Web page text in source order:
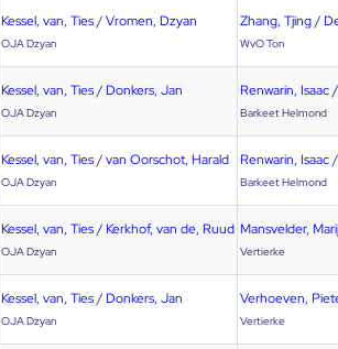
Kessel, van, Ties/Vromen, Dzyan
OJA Dzyan
Zhang, Tjing/
WvO Ton
Kessel, van, Ties/ Donkers, Jan
OJA Dzyan
Renwarin, Isaac
Barkeet Helmond
Kessel, van, Ties/van Oorschot, Harald
OJA Dzyan
Renwarin, Isaac
Barkeet Helmond
Kessel, van, Ties/ Kerkhof, van de, Ruud
OJA Dzyan
Mansvelder,
Vertierke
Kessel, van, Ties/ Donkers, Jan
OJA Dzyan
Verhoeven,
Vertierke